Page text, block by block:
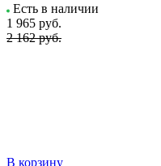
Есть в наличии
1 965 руб.
2 162 руб.
В корзину